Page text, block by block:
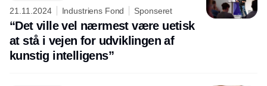
21.11.2024 Industriens Fond Sponseret
“Det ville vel nærmest være uetisk
at stå i vejen for udviklingen af
kunstig intelligens”